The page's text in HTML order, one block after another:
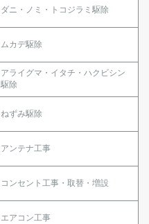
ダニ・ノミ・トコジラミ駆除
ムカデ駆除
アライグマ・イタチ・ハクビシン
駆除
ねずみ駆除
アンテナ工事
コンセント工事・取替・増設
エアコン工事